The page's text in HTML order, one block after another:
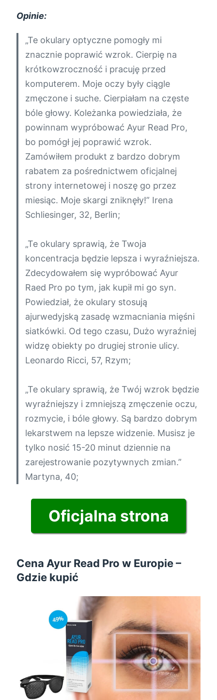
Opinie:
„Te okulary optyczne pomogły mi
znacznie poprawić wzrok. Cierpię na
krótkowzroczność i pracuję przed
komputerem. Moje oczy były ciągle
zmęczone i suche. Cierpiałam na częste
bóle głowy. Koleżanka powiedziała, że ​​
powinnam wypróbować Ayur Read Pro,
bo pomógł jej poprawić wzrok.
Zamówiłem produkt z bardzo dobrym
rabatem za pośrednictwem oficjalnej
strony internetowej i noszę go przez
miesiąc. Moje skargi zniknęły!” Irena
Schliesinger, 32, Berlin;
„Te okulary sprawią, że Twoja
koncentracja będzie lepsza i wyraźniejsza.
Zdecydowałem się wypróbować Ayur
Raed Pro po tym, jak kupił mi go syn.
Powiedział, że okulary stosują
ajurwedyjską zasadę wzmacniania mięśni
siatkówki. Od tego czasu, Dużo wyraźniej
widzę obiekty po drugiej stronie ulicy.
Leonardo Ricci, 57, Rzym;
„Te okulary sprawią, że Twój wzrok będzie
wyraźniejszy i zmniejszą zmęczenie oczu,
rozmycie, i bóle głowy. Są bardzo dobrym
lekarstwem na lepsze widzenie. Musisz je
tylko nosić 15-20 minut dziennie na
zarejestrowanie pozytywnych zmian.”
Martyna, 40;
Oficjalna strona
Cena Ayur Read Pro w Europie –
Gdzie kupić